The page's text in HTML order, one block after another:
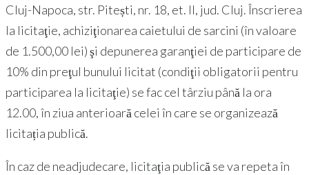
Cluj-Napoca, str. Pitești, nr. 18, et. II, jud. Cluj. Înscrierea
la licitaţie, achiziţionarea caietului de sarcini (în valoare
de 1.500,00 lei) şi depunerea garanţiei de participare de
10% din preţul bunului licitat (condiţii obligatorii pentru
participarea la licitaţie) se fac cel târziu până la ora
12.00, în ziua anterioară celei în care se organizează
licitația publică.
În caz de neadjudecare, licitaţia publică se va repeta în